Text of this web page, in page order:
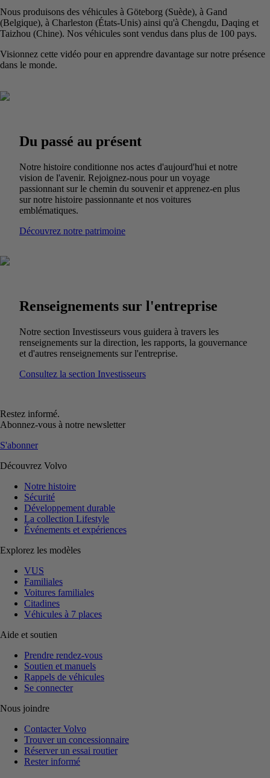
Nous produisons des véhicules à Göteborg (Suède), à Gand
(Belgique), à Charleston (États-Unis) ainsi qu'à Chengdu, Daqing et
Taizhou (Chine). Nos véhicules sont vendus dans plus de 100 pays.
Visionnez cette vidéo pour en apprendre davantage sur notre présence
dans le monde.
Du passé au présent
Notre histoire conditionne nos actes d'aujourd'hui et notre
vision de l'avenir. Rejoignez-nous pour un voyage
passionnant sur le chemin du souvenir et apprenez-en plus
sur notre histoire passionnante et nos voitures
emblématiques.
Découvrez notre patrimoine
Renseignements sur l'entreprise
Notre section Investisseurs vous guidera à travers les
renseignements sur la direction, les rapports, la gouvernance
et d'autres renseignements sur l'entreprise.
Consultez la section Investisseurs